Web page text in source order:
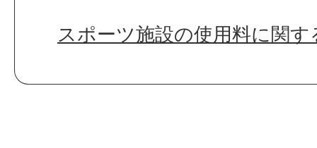
スポーツ施設の使用料に関